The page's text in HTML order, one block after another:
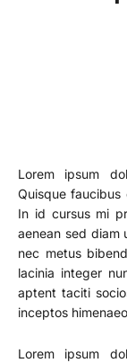
Lorem ipsum
Quisque
In id cursus mi
aenean sed diam
nec metus
lacinia integer
aptent taciti
inceptos
Lorem ipsum